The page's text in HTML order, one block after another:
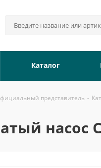
Каталог
представитель -
насос